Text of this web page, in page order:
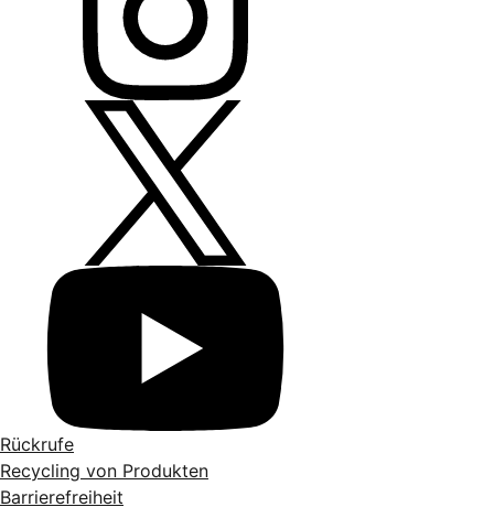
Rückrufe
Recycling von Produkten
Barrierefreiheit